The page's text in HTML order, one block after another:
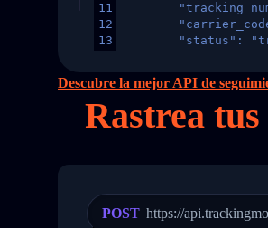
11
12
13
16
17
18
24
"status":
"weblink":
"phone":
"trackinfo":
          },
Descubre la mejor API de
Rastrea
POST https://